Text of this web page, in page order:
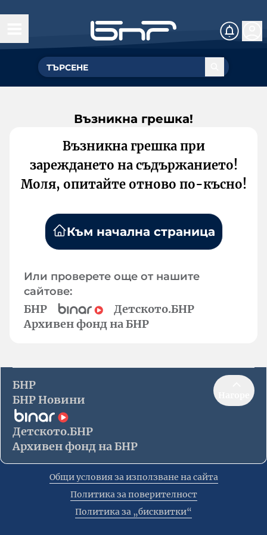
Възникна грешка!
Възникна грешка при
зареждането на съдържанието!
Моля, опитайте отново по-късно!
Към начална страница
Или проверете още от нашите
сайтове:
БНР
Детското.БНР
Архивен фонд на БНР
БНР
БНР Новини
Детското.БНР
Архивен фонд на БНР
Общи условия за използване на сайта
Политика за поверителност
Политика за „бисквитки“